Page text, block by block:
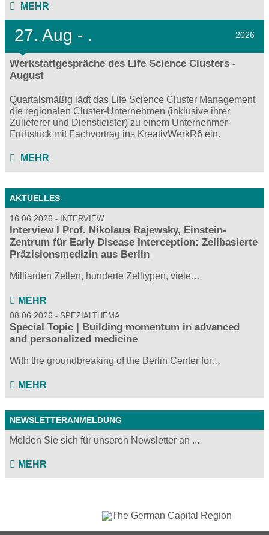
MEHR
27. Aug - . 2026
Werkstattgespräche des Life Science Clusters -
August
Quartalsmäßig lädt das Life Science Cluster Management
die regionalen Cluster-Unternehmen (inklusive ihrer
Zulieferer und Dienstleister) zu einem Unternehmer-
Frühstück mit Fachvortrag ins KreativWerkR6 ein.
MEHR
AKTUELLES
16.06.2026 INTERVIEW
Interview I Prof. Nikolaus Rajewsky, Einstein-
Zentrum für Early Disease Interception: Zellbasierte
Präzisionsmedizin aus Berlin
Milliarden Zellen, hunderte Zelltypen, viele…
MEHR
08.06.2026 SPEZIALTHEMA
Special Topic | Building momentum in advanced
and personalized medicine
With the groundbreaking of the Berlin Center for…
MEHR
NEWSLETTERANMELDUNG
Melden Sie sich für unseren Newsletter an ...
MEHR